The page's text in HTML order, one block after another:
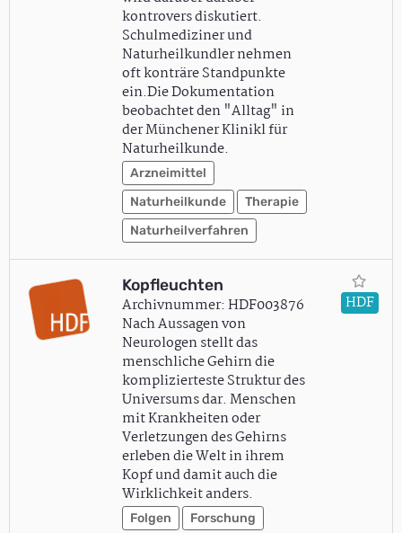
kontrovers diskutiert.
Schulmediziner und
Naturheilkundler nehmen
oft konträre Standpunkte
ein.Die Dokumentation
beobachtet den "Alltag" in
der Münchener Klinikl für
Naturheilkunde.
Arzneimittel
Naturheilkunde
Therapie
Naturheilverfahren
Kopfleuchten
Archivnummer: HDF003876
Nach Aussagen von
Neurologen stellt das
menschliche Gehirn die
komplizierteste Struktur des
Universums dar. Menschen
mit Krankheiten oder
Verletzungen des Gehirns
erleben die Welt in ihrem
Kopf und damit auch die
Wirklichkeit anders.
Folgen
Forschung
HDF